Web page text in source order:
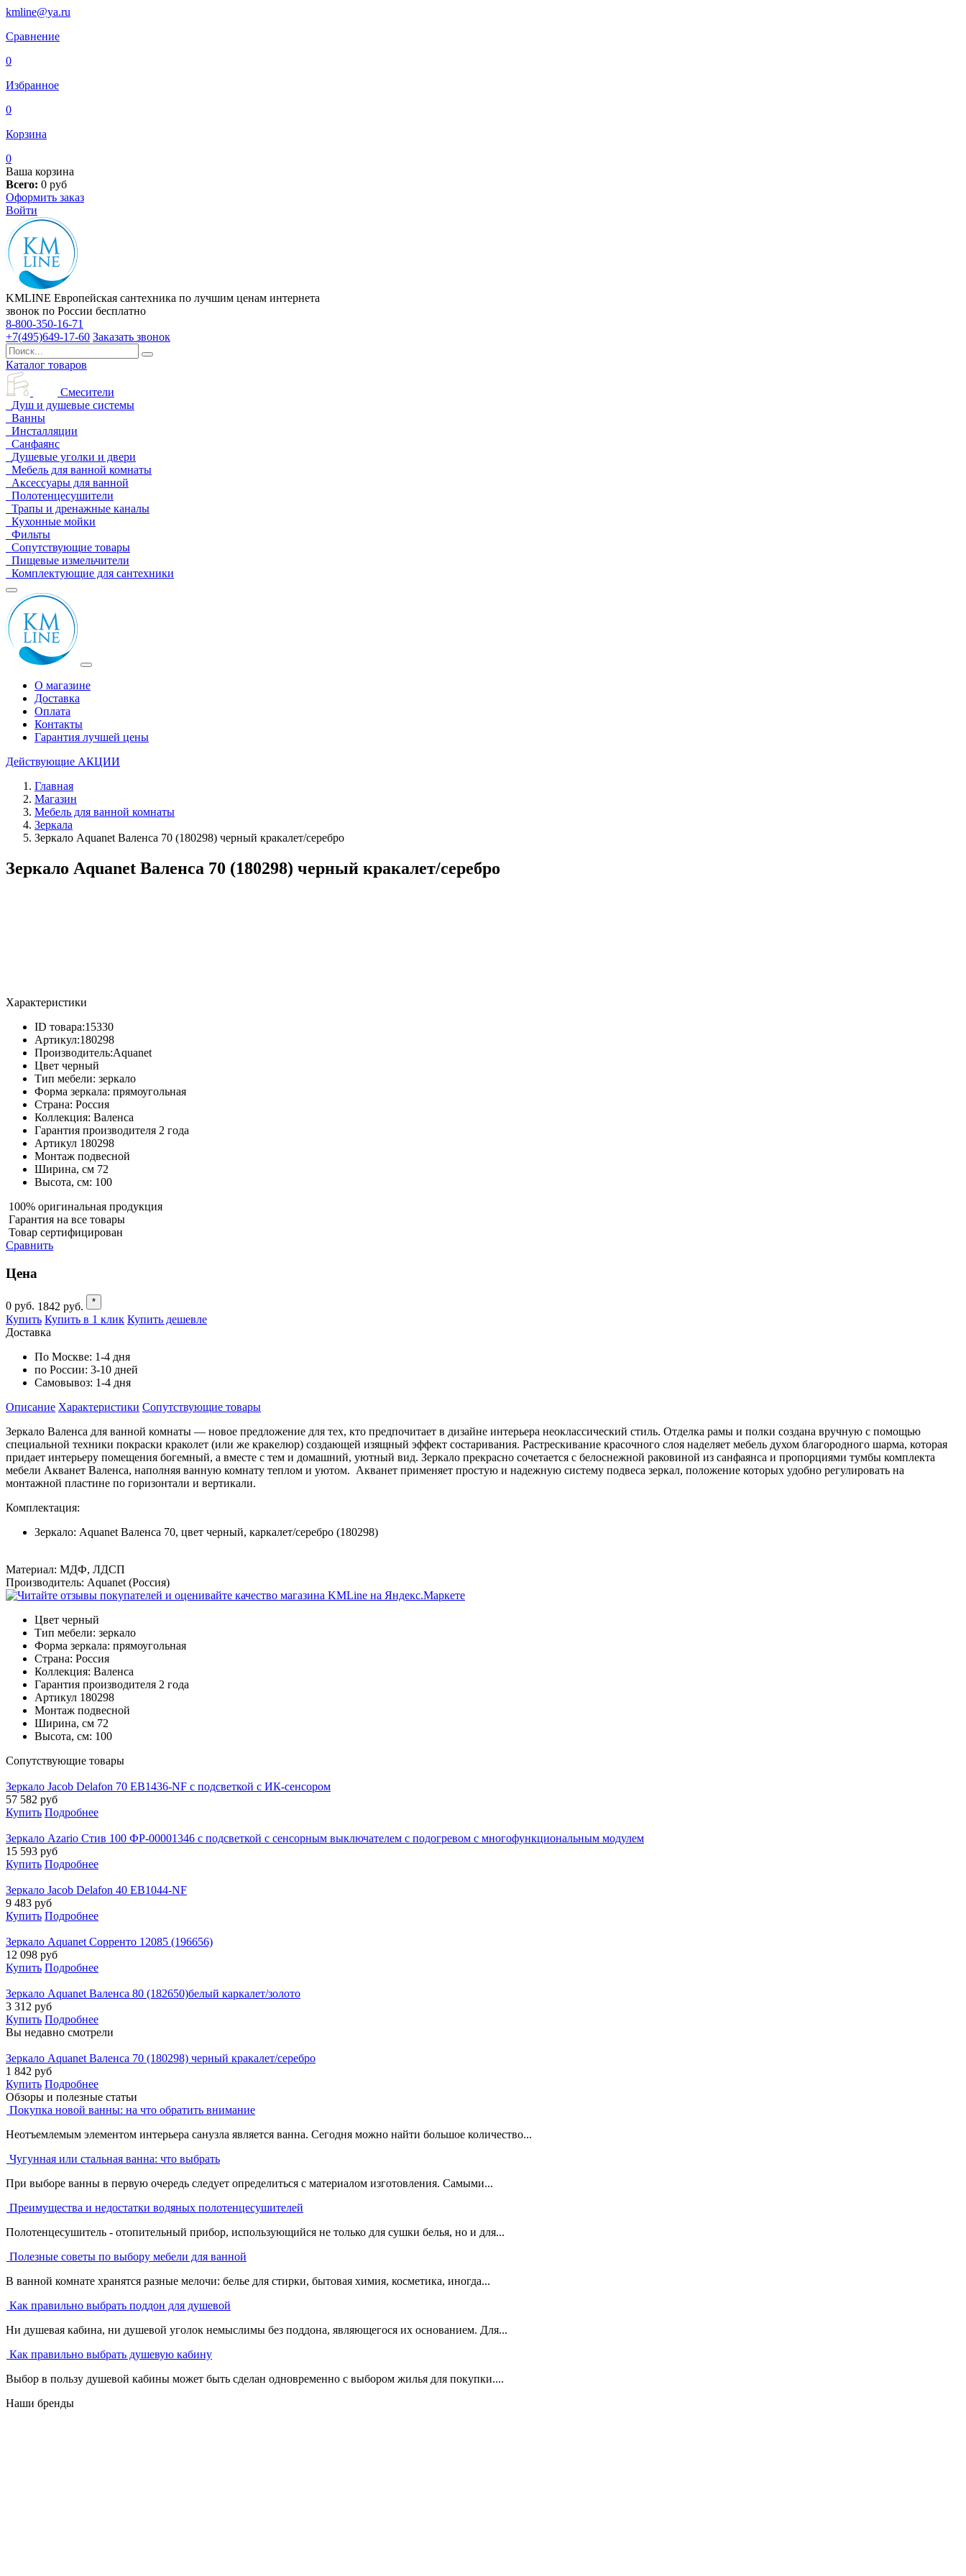
kmline@ya.ru
Сравнение
0
Избранное
0
Корзина
0
Ваша корзина
Всего: 0 руб
Оформить заказ
Войти
KMLINE Европейская сантехника по лучшим ценам интернета
звонок по России бесплатно
8-800-350-16-71
+7(495)649-17-60 Заказать звонок
Каталог товаров
Смесители
Душ и душевые системы
Ванны
Инсталляции
Санфаянс
Душевые уголки и двери
Мебель для ванной комнаты
Аксессуары для ванной
Полотенцесушители
Трапы и дренажные каналы
Кухонные мойки
Фильты
Сопутствующие товары
Пищевые измельчители
Комплектующие для сантехники
О магазине
Доставка
Оплата
Контакты
Гарантия лучшей цены
Действующие АКЦИИ
Главная
Магазин
Мебель для ванной комнаты
Зеркала
Зеркало Aquanet Валенса 70 (180298) черный кракалет/серебро
Зеркало Aquanet Валенса 70 (180298) черный кракалет/серебро
Характеристики
ID товара:15330
Артикул:180298
Производитель:Aquanet
Цвет черный
Тип мебели: зеркало
Форма зеркала: прямоугольная
Страна: Россия
Коллекция: Валенса
Гарантия производителя 2 года
Артикул 180298
Монтаж подвесной
Ширина, см 72
Высота, см: 100
100% оригинальная продукция
Гарантия на все товары
Товар сертифицирован
Сравнить
Цена
0 руб. 1842 руб. *
Купить Купить в 1 клик Купить дешевле
Доставка
По Москве: 1-4 дня
по России: 3-10 дней
Самовывоз: 1-4 дня
Описание Характеристики Cопутствующие товары
Зеркало Валенса для ванной комнаты — новое предложение для тех, кто предпочитает в дизайне интерьера неоклассический стиль. Отделка рамы и полки создана вручную с помощью
специальной техники покраски краколет (или же кракелюр) создающей изящный эффект состаривания. Растрескивание красочного слоя наделяет мебель духом благородного шарма, которая
придает интерьеру помещения богемный, а вместе с тем и домашний, уютный вид. Зеркало прекрасно сочетается с белоснежной раковиной из санфаянса и пропорциями тумбы комплекта
мебели Акванет Валенса, наполняя ванную комнату теплом и уютом. Акванет применяет простую и надежную систему подвеса зеркал, положение которых удобно регулировать на
монтажной пластине по горизонтали и вертикали.
Комплектация:
Зеркало: Aquanet Валенса 70, цвет черный, каркалет/серебро (180298)
Материал: МДФ, ЛДСП
Производитель: Aquanet (Россия)
Цвет черный
Тип мебели: зеркало
Форма зеркала: прямоугольная
Страна: Россия
Коллекция: Валенса
Гарантия производителя 2 года
Артикул 180298
Монтаж подвесной
Ширина, см 72
Высота, см: 100
Cопутствующие товары
Зеркало Jacob Delafon 70 EB1436-NF с подсветкой с ИК-сенсором
57 582 руб
Купить Подробнее
Зеркало Azario Стив 100 ФР-00001346 с подсветкой с сенсорным выключателем с подогревом с многофункциональным модулем
15 593 руб
Купить Подробнее
Зеркало Jacob Delafon 40 EB1044-NF
9 483 руб
Купить Подробнее
Зеркало Aquanet Сорренто 12085 (196656)
12 098 руб
Купить Подробнее
Зеркало Aquanet Валенса 80 (182650)белый каркалет/золото
3 312 руб
Купить Подробнее
Вы недавно смотрели
Зеркало Aquanet Валенса 70 (180298) черный кракалет/серебро
1 842 руб
Купить Подробнее
Обзоры и полезные статьи
Покупка новой ванны: на что обратить внимание
Неотъемлемым элементом интерьера санузла является ванна. Сегодня можно найти большое количество...
Чугунная или стальная ванна: что выбрать
При выборе ванны в первую очередь следует определиться с материалом изготовления. Самыми...
Преимущества и недостатки водяных полотенцесушителей
Полотенцесушитель - отопительный прибор, использующийся не только для сушки белья, но и для...
Полезные советы по выбору мебели для ванной
В ванной комнате хранятся разные мелочи: белье для стирки, бытовая химия, косметика, иногда...
Как правильно выбрать поддон для душевой
Ни душевая кабина, ни душевой уголок немыслимы без поддона, являющегося их основанием. Для...
Как правильно выбрать душевую кабину
Выбор в пользу душевой кабины может быть сделан одновременно с выбором жилья для покупки....
Наши бренды